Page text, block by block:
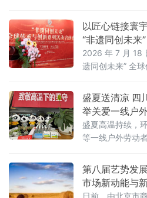
席论坛并发表题
建游戏产业价值
咕互娱在游戏领
以匠心链接寰
“非遗同创未来
京启动
2026 年 7 月 18
遗同创未来” 全
以 “万象寰宇・
育板块整体战略
盛夏送清凉 四
举关爱一线户
盛夏高温持续，
等一线户外劳动
构社会责任，近
面启动夏日送清
立户外劳动者清
第八届艺势发
市场新动能与
日前，由北京市